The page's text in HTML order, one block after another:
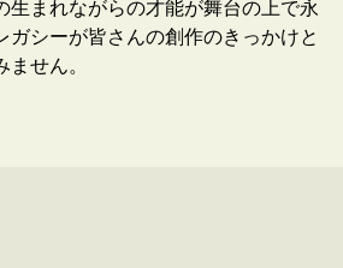
生まれながらの才能が舞台の上で永
ガシーが皆さんの創作のきっかけと
せん。